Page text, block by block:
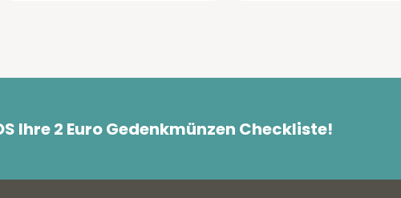
Ihre 2 Euro Gedenkmünzen Checkliste!